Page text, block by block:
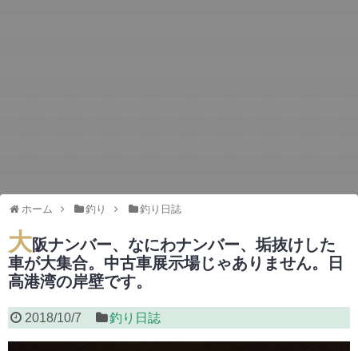
ホーム 釣り 釣り日誌
大阪ナンバー、なにわナンバー、垢抜けした
車が大集合。中古車展示場じゃありません。日
高港湾の岸壁です。
2018/10/7 釣り日誌